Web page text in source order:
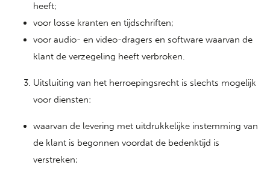
heeft;
voor losse kranten en tijdschriften;
voor audio- en video-dragers en software waarvan de
klant de verzegeling heeft verbroken.
Uitsluiting van het herroepingsrecht is slechts mogelijk
voor diensten:
waarvan de levering met uitdrukkelijke instemming van
de klant is begonnen voordat de bedenktijd is
verstreken;